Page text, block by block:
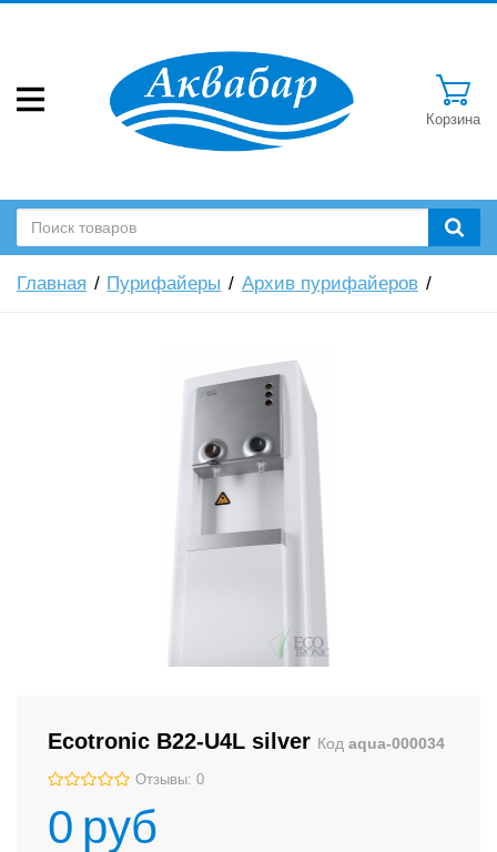
Корзина
Главная Пурифайеры Архив пурифайеров
Ecotronic B22-U4L silver Код aqua-000034
Отзывы: 0
0 руб